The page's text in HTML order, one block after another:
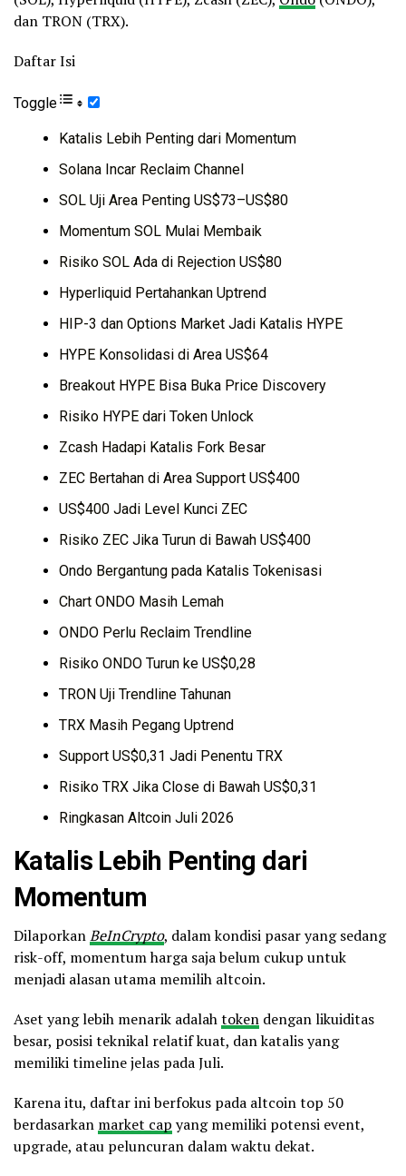
dan TRON (TRX).
Daftar Isi
Toggle
Katalis Lebih Penting dari Momentum
Solana Incar Reclaim Channel
SOL Uji Area Penting US$73–US$80
Momentum SOL Mulai Membaik
Risiko SOL Ada di Rejection US$80
Hyperliquid Pertahankan Uptrend
HIP-3 dan Options Market Jadi Katalis HYPE
HYPE Konsolidasi di Area US$64
Breakout HYPE Bisa Buka Price Discovery
Risiko HYPE dari Token Unlock
Zcash Hadapi Katalis Fork Besar
ZEC Bertahan di Area Support US$400
US$400 Jadi Level Kunci ZEC
Risiko ZEC Jika Turun di Bawah US$400
Ondo Bergantung pada Katalis Tokenisasi
Chart ONDO Masih Lemah
ONDO Perlu Reclaim Trendline
Risiko ONDO Turun ke US$0,28
TRON Uji Trendline Tahunan
TRX Masih Pegang Uptrend
Support US$0,31 Jadi Penentu TRX
Risiko TRX Jika Close di Bawah US$0,31
Ringkasan Altcoin Juli 2026
Katalis Lebih Penting dari
Momentum
DilaporkanBeInCrypto, dalam kondisi pasar yang sedang
risk-off, momentum harga saja belum cukup untuk
menjadi alasan utama memilih altcoin.
Aset yang lebih menarik adalahtoken dengan likuiditas
besar, posisi teknikal relatif kuat, dan katalis yang
memiliki timeline jelas pada Juli.
Karena itu, daftar ini berfokus pada altcoin top 50
berdasarkan market cap yang memiliki potensi event,
upgrade, atau peluncuran dalam waktu dekat.